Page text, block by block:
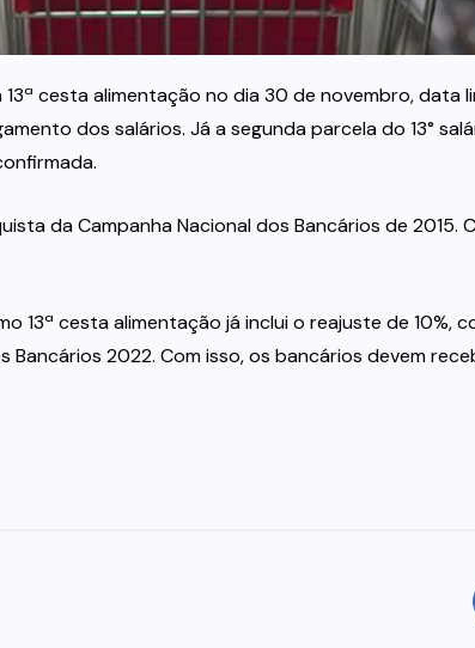
cesta alimentação no dia 30 de novembro, data
dos salários. Já a segunda parcela do 13°
da Campanha Nacional dos Bancários de 2015.
13ª cesta alimentação já inclui o reajuste de 10%,
Bancários 2022. Com isso, os bancários devem